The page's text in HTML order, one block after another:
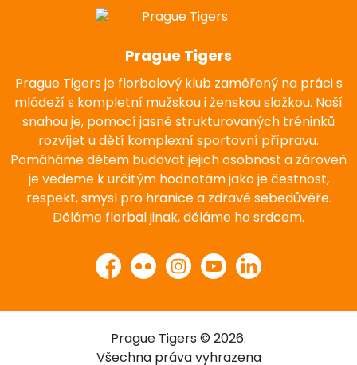
Prague Tigers
Prague Tigers je florbalový klub zaměřený na práci s
mládeží s kompletní mužskou i ženskou složkou. Naší
snahou je, pomocí jasně strukturovaných tréninků
rozvíjet u dětí komplexní sportovní přípravu.
Pomáháme dětem budovat jejich osobnost a zároveň
je vedeme k určitým hodnotám jako je čestnost,
respekt, smysl pro hranice a zdravé sebedůvěře.
Děláme florbal jinak, děláme ho srdcem.
Facebook
Flickr InstagramYouTubeLinkedIn
Prague Tigers © 2026.
Všechna práva vyhrazena